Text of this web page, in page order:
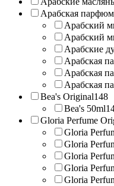
Арабская
Арабский
Арабский
Арабские
Арабская
Арабская
Арабская
Bea's Original148
Bea's 50ml
Gloria Perfume
Gloria
Gloria
Gloria
Gloria
Gloria